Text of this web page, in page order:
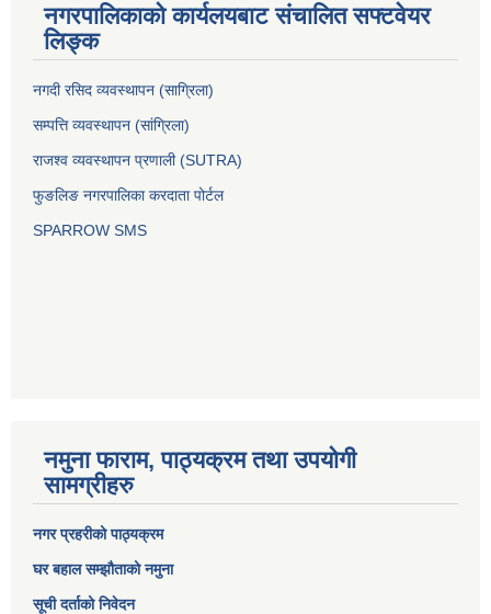
नगरपालिकाको कार्यलयबाट संचालित सफ्टवेयर
लिङ्क
नगदी रसिद व्यवस्थापन (साग्रिला)
सम्पत्ति व्यवस्थापन (सांग्रिला)
राजश्व व्यवस्थापन प्रणाली (SUTRA)
फुङलिङ नगरपालिका करदाता पोर्टल
SPARROW SMS
नमुना फाराम, पाठ्यक्रम तथा उपयोगी
सामग्रीहरु
नगर प्रहरीको पाठ्यक्रम
घर बहाल सम्झौताको नमुना
सूची दर्ताको निवेदन